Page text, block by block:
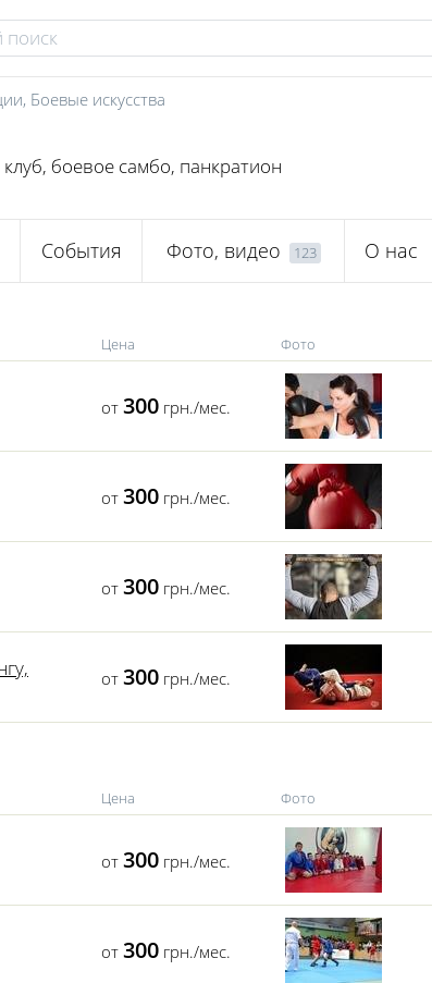
, Боевые искусства
боевое самбо, панкратион
События Фото, видео 123 О нас
Цена Фото
от 300 грн./мес.
от 300 грн./мес.
от 300 грн./мес.
от 300 грн./мес.
Цена Фото
от 300 грн./мес.
от 300 грн./мес.